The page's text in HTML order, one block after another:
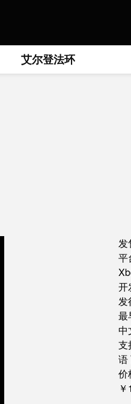
艾尔登法环
发
平
开
发
最
中
支
语
价